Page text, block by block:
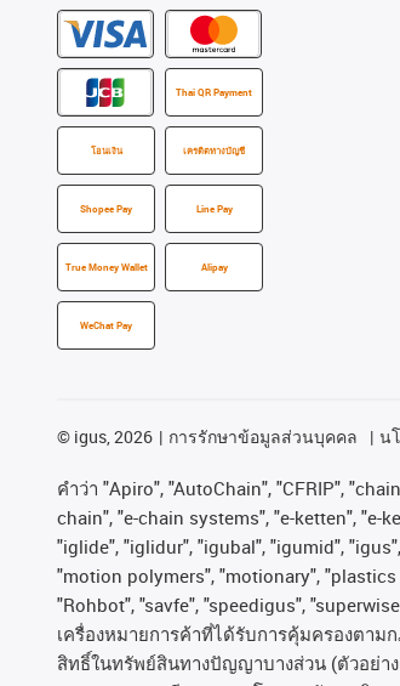
Thai QR Payment
โอนเงิน เครดิตทางบัญชี
Shopee Pay Line Pay
True Money Wallet Alipay
WeChat Pay
© igus, 2026 การรักษาข้อมูลส่วนบุคคล น
คําว่า "Apiro", "AutoChain", "CFRIP",
chain", "e-chain systems", "e-ketten", "e-
"iglide", "iglidur", "igubal", "igumid",
"motion polymers", "motionary", "plastics
"Rohbot", "savfe", "speedigus",
เครื่องหมายการค้าที่ได้รับการคุ้มครองตาม
สิทธิ์ในทรัพย์สินทางปัญญาบางส่วน (ตัวอย่า